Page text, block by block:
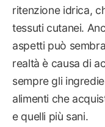
ritenzione idrica,
tessuti cutanei.
aspetti può
realtà è causa di
sempre gli
alimenti che
e quelli più sani.